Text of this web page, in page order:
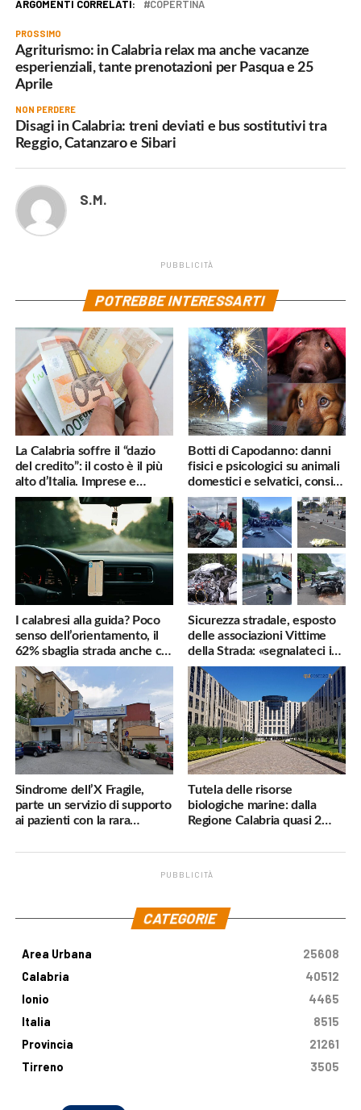
ARGOMENTI CORRELATI: COPERTINA
PROSSIMO
Agriturismo: in Calabria relax ma anche vacanze
esperienziali, tante prenotazioni per Pasqua e 25
Aprile
NON PERDERE
Disagi in Calabria: treni deviati e bus sostitutivi tra
Reggio, Catanzaro e Sibari
S.M.
PUBBLICITÀ
POTREBBE INTERESSARTI
La Calabria soffre il “dazio
del credito”: il costo è il più
alto d’Italia. Imprese e
famiglie penalizzate
Botti di Capodanno: danni
fisici e psicologici su animali
domestici e selvatici, consigli
utili
I calabresi alla guida? Poco
senso dell’orientamento, il
62% sbaglia strada anche col
navigatore
Sicurezza stradale, esposto
delle associazioni Vittime
della Strada: «segnalateci i
pericoli, interverremo
subito»
Sindrome dell’X Fragile,
parte un servizio di supporto
ai pazienti con la rara
Tutela delle risorse
biologiche marine: dalla
Regione Calabria quasi 2
PUBBLICITÀ
CATEGORIE
Area Urbana
25608
Calabria
40512
Ionio
4465
Italia
8515
Provincia
21261
Tirreno
3505